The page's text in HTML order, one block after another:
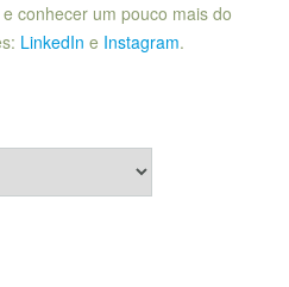
conhecer um pouco mais do
LinkedIn e Instagram.